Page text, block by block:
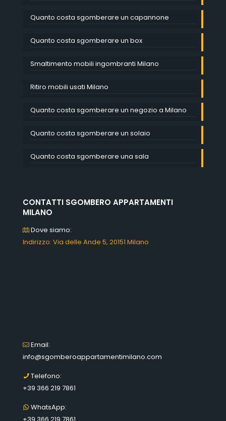
Quanto costa sgomberare un capannone
Quanto costa sgomberare un box
Smaltimento mobili ingombranti Milano
Ritiro mobili usati Milano
Quanto costa sgomberare un negozio a Milano
Quanto costa sgomberare un solaio
Quanto costa sgomberare una sala
CONTATTI SGOMBERO APPARTAMENTI
MILANO
Dove siamo:
Indirizzo: Via delle Ande 5, 20151 Milano
Email:
info@sgomberoappartamentimilano.com
Telefono:
+39 366 219 7861
WhatsApp: